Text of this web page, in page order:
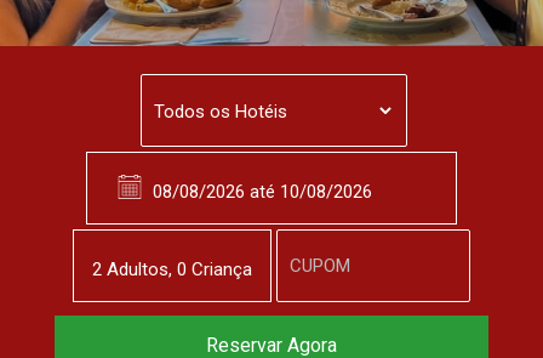
2 Adultos, 0 Criança
Reserve agora, com
Reservar Agora